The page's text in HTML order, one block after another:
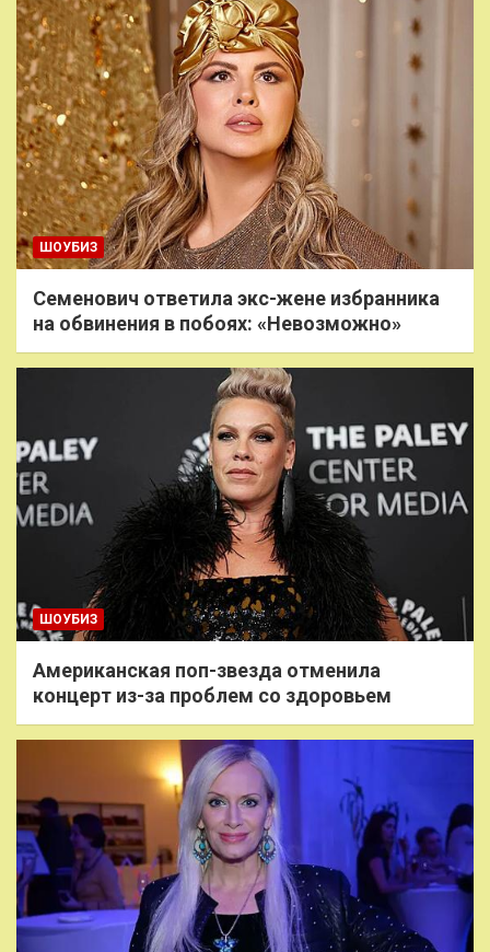
ШОУБИЗ
Семенович ответила экс-жене избранника
на обвинения в побоях: «Невозможно»
ШОУБИЗ
Американская поп-звезда отменила
концерт из-за проблем со здоровьем